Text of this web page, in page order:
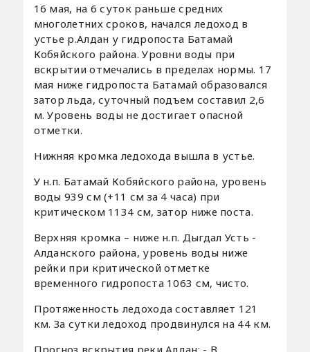
16 мая, на 6 суток раньше средних
многолетних сроков, начался ледоход в
устье р.Алдан у гидропоста Батамай
Кобяйского района. Уровни воды при
вскрытии отмечались в пределах нормы. 17
мая ниже гидропоста Батамай образовался
затор льда, суточный подъем составил 2,6
м. Уровень воды не достигает опасной
отметки.
Нижняя кромка ледохода вышла в устье.
У н.п. Батамай Кобяйского района, уровень
воды 939 см (+11 см за 4 часа) при
критическом 1134 см, затор ниже поста.
Верхняя кромка – ниже н.п. Дыгдал Усть -
Алданского района, уровень воды ниже
рейки при критической отметке
временного гидропоста 1063 см, чисто.
Протяженность ледохода составляет 121
км. За сутки ледоход продвинулся на 44 км.
Прогноз вскрытия реки Алдан: - В